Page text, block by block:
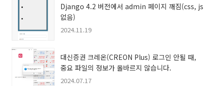
Django 4.2 버전에서 admin 페이지 깨짐(css, js
없음)
2024.11.19
대신증권 크레온(CREON Plus) 로그인 안될 때,
중요 파일의 정보가 올바르지 않습니다.
2024.07.17